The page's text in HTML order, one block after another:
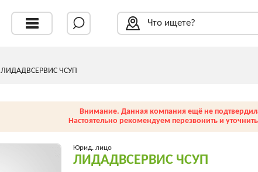
Что ищете?
ЛИДАДВСЕРВИС ЧСУП
Внимание. Данная компания ещё не
Настоятельно рекомендуем перезвонить и
Юрид. лицо
ЛИДАДВСЕРВИС ЧСУП